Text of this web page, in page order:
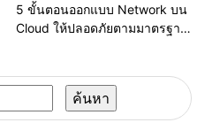
5 ขั้นตอนออกแบบ Network บน
Cloud ให้ปลอดภัยตามมาตรฐาน